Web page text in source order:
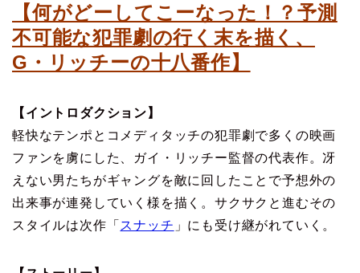
【何がどーしてこーなった！？予測
不可能な犯罪劇の行く末を描く、
G・リッチーの十八番作】
【イントロダクション】
軽快なテンポとコメディタッチの犯罪劇で多くの映画
ファンを虜にした、ガイ・リッチー監督の代表作。冴
えない男たちがギャングを敵に回したことで予想外の
出来事が連発していく様を描く。サクサクと進むその
スタイルは次作「 スナッチ 」にも受け継がれていく。